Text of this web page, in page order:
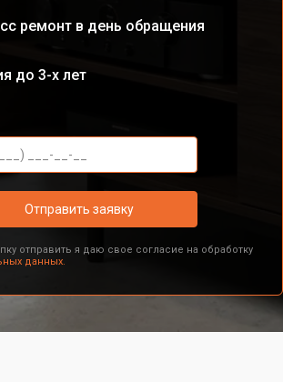
ремонт в день обращения
до 3-х лет
Отправить заявку
отправить я даю свое согласие на обработку
данных.